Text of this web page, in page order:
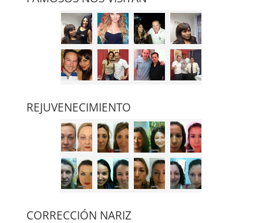
REJUVENECIMIENTO
CORRECCIÓN NARIZ